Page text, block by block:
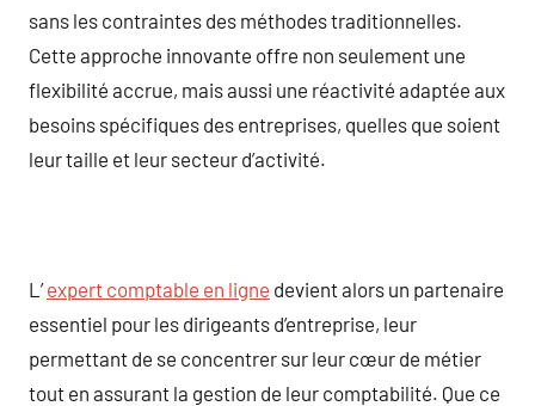
sans les contraintes des méthodes traditionnelles.
Cette approche innovante offre non seulement une
flexibilité accrue, mais aussi une réactivité adaptée aux
besoins spécifiques des entreprises, quelles que soient
leur taille et leur secteur d’activité.
L’expert comptable en ligne devient alors un partenaire
essentiel pour les dirigeants d’entreprise, leur
permettant de se concentrer sur leur cœur de métier
tout en assurant la gestion de leur comptabilité. Que ce